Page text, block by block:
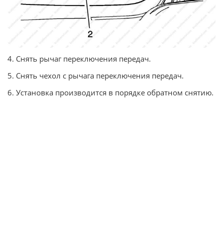
4. Снять рычаг переключения передач.
5. Снять чехол с рычага переключения передач.
6. Установка производится в порядке обратном снятию.